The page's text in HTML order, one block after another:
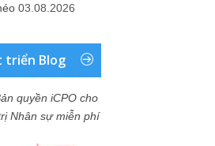
03.08.2026
triển Blog
quyền iCPO cho
Nhân sự miễn phí